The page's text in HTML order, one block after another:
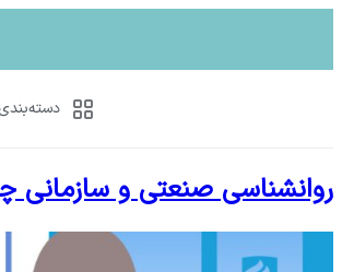
روانشناسی صنعتی و